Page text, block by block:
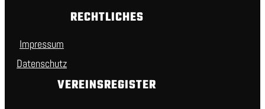
RECHTLICHES
Impressum
Datenschutz
VEREINSREGISTER